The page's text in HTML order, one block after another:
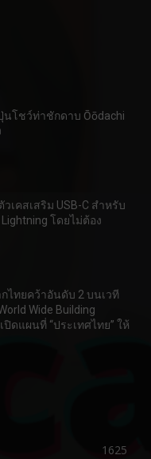
โชว์ท่าชักดาบ Ōōdachi
เคสเสริม USB-C สำหรับ
โดยไม่ต้อง
ไทยคว้าอันดับ 2 บนเวที
Wide Building
ปิดแผนที่ “ประเทศไทย” ให้
1625